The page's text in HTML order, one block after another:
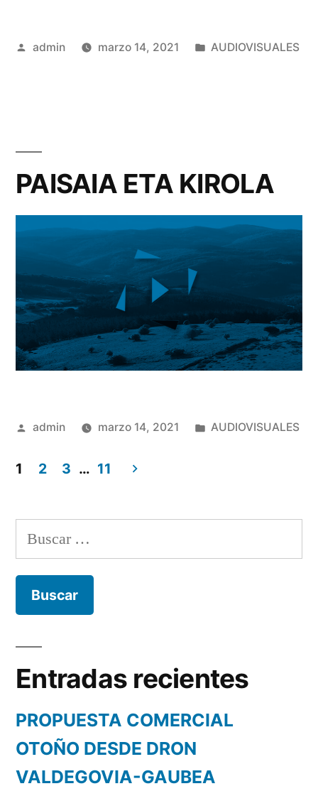
Publicado
admin marzo 14, 2021
Publicado
AUDIOVISUALES
PAISAIA ETA KIROLA
Publicado
admin marzo 14, 2021
Publicado
AUDIOVISUALES
de
entradas
1 2 3 … 11
Buscar:
Entradas recientes
PROPUESTA COMERCIAL
OTOÑO DESDE DRON
VALDEGOVIA-GAUBEA